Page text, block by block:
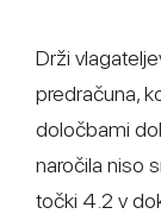
Drži
predračuna,
določbami
naročila niso
točki 4.2 v